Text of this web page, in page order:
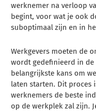
werknemer na verloop
begint, voor wat je ook
suboptimaal zijn en in
Werkgevers moeten de
wordt gedefinieerd in
belangrijkste kans om
laten starten. Dit proces
werknemers de beste
op de werkplek zal zijn.